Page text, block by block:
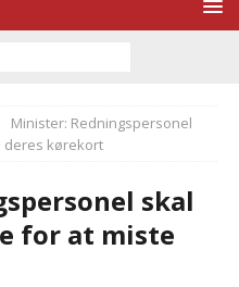
Minister: Redningspersonel
deres kørekort
skal
for at miste